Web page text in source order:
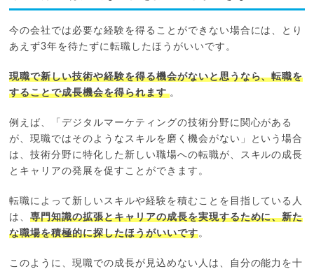
今の会社では必要な経験を得ることができない場合には、とり
あえず3年を待たずに転職したほうがいいです。
現職で新しい技術や経験を得る機会がないと思うなら、転職を
することで成長機会を得られます。
例えば、「デジタルマーケティングの技術分野に関心がある
が、現職ではそのようなスキルを磨く機会がない」という場合
は、技術分野に特化した新しい職場への転職が、スキルの成長
とキャリアの発展を促すことができます。
転職によって新しいスキルや経験を積むことを目指している人
は、専門知識の拡張とキャリアの成長を実現するために、新た
な職場を積極的に探したほうがいいです。
このように、現職での成長が見込めない人は、自分の能力を十